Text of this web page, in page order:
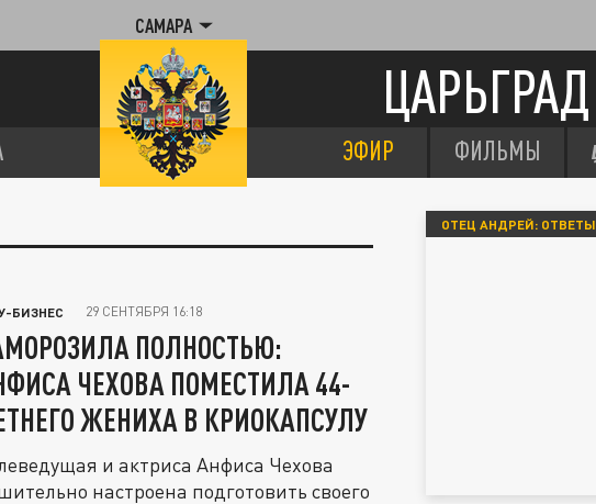
САМАРА
ЦАРЬГРАД
ЭФИР ФИЛЬМЫ
БИЗНЕС 29 СЕНТЯБРЯ 16:18
ПОЛНОСТЬЮ:
ЧЕХОВА ПОМЕСТИЛА 44-
ЖЕНИХА В КРИОКАПСУЛУ
и актриса Анфиса Чехова
настроена подготовить своего
ОТЕЦ АНДРЕЙ: ОТВЕТЫ